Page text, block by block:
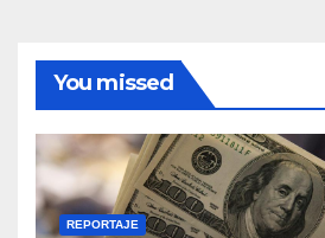
You missed
REPORTAJE